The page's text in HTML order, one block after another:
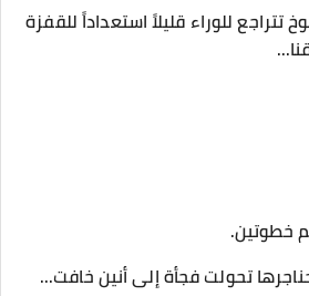
تتراجع للوراء قليلاً استعداداً للقفزة
خطوتين.
تحولت فجأة إلى أنين خافت...